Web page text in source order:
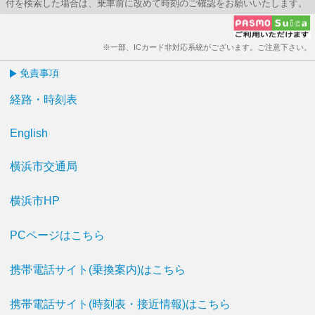
付を検索した場合は、乗車前に改めて時刻のご確認をお願いいたします。
※一部、ICカード非対応系統がございます。ご注意下さい。
免責事項
経路・時刻表
English
横浜市交通局
横浜市HP
PCページはこちら
携帯電話サイト(乗換案内)はこちら
携帯電話サイト(時刻表・接近情報)はこちら